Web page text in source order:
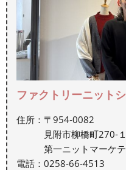
ファクトリーニット
住所：〒954‐0082
見附市柳橋町270‐１
第一ニットマーケテ
電話：0258‐66‐4513